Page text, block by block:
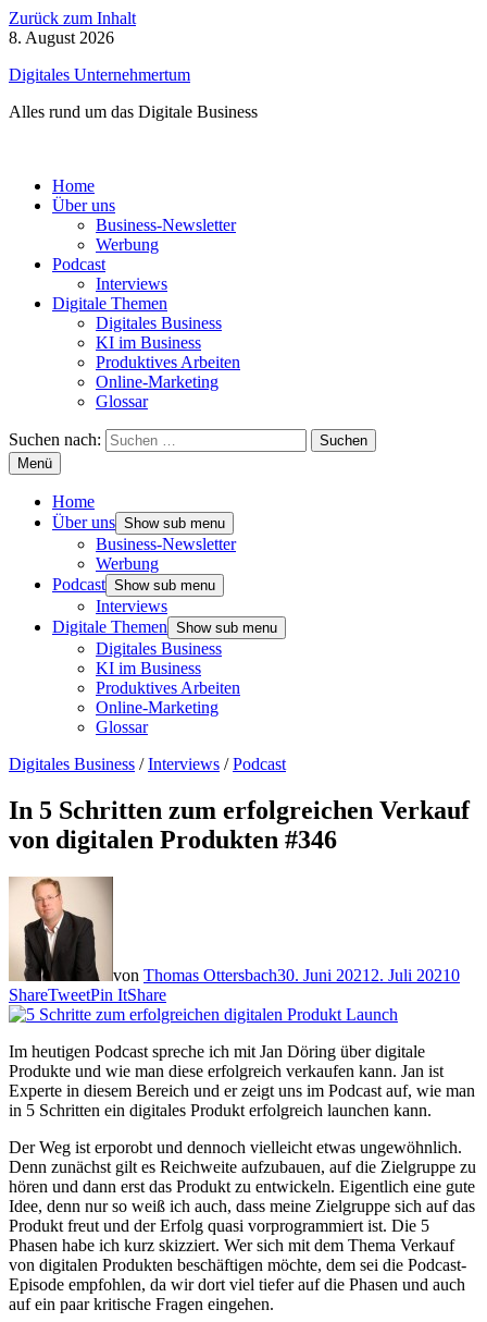
Zurück zum Inhalt
8. August 2026
Digitales Unternehmertum
Alles rund um das Digitale Business
Home
Über uns
Business-Newsletter
Werbung
Podcast
Interviews
Digitale Themen
Digitales Business
KI im Business
Produktives Arbeiten
Online-Marketing
Glossar
Suchen nach:
Menü
Home
Über uns Show sub menu
Business-Newsletter
Werbung
Podcast Show sub menu
Interviews
Digitale Themen Show sub menu
Digitales Business
KI im Business
Produktives Arbeiten
Online-Marketing
Glossar
Digitales Business /Interviews /Podcast
In 5 Schritten zum erfolgreichen Verkauf
von digitalen Produkten #346
von Thomas Ottersbach30. Juni 2021 2. Juli 20210
ShareTweetPin ItShare
Im heutigen Podcast spreche ich mit Jan Döring über digitale
Produkte und wie man diese erfolgreich verkaufen kann. Jan ist
Experte in diesem Bereich und er zeigt uns im Podcast auf, wie man
in 5 Schritten ein digitales Produkt erfolgreich launchen kann.
Der Weg ist erporobt und dennoch vielleicht etwas ungewöhnlich.
Denn zunächst gilt es Reichweite aufzubauen, auf die Zielgruppe zu
hören und dann erst das Produkt zu entwickeln. Eigentlich eine gute
Idee, denn nur so weiß ich auch, dass meine Zielgruppe sich auf das
Produkt freut und der Erfolg quasi vorprogrammiert ist. Die 5
Phasen habe ich kurz skizziert. Wer sich mit dem Thema Verkauf
von digitalen Produkten beschäftigen möchte, dem sei die Podcast-
Episode empfohlen, da wir dort viel tiefer auf die Phasen und auch
auf ein paar kritische Fragen eingehen.